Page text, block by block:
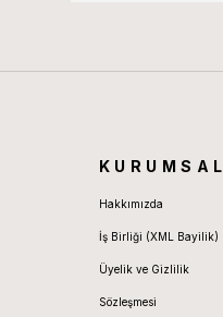
KURUMSAL
Hakkımızda
İş Birliği (XML Bayilik)
Üyelik ve Gizlilik
Sözleşmesi